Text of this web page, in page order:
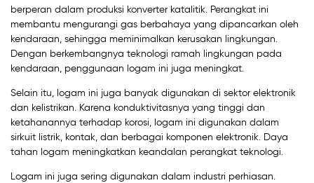
berperan dalam produksi konverter katalitik. Perangkat ini
membantu mengurangi gas berbahaya yang dipancarkan oleh
kendaraan, sehingga meminimalkan kerusakan lingkungan.
Dengan berkembangnya teknologi ramah lingkungan pada
kendaraan, penggunaan logam ini juga meningkat.
Selain itu, logam ini juga banyak digunakan di sektor elektronik
dan kelistrikan. Karena konduktivitasnya yang tinggi dan
ketahanannya terhadap korosi, logam ini digunakan dalam
sirkuit listrik, kontak, dan berbagai komponen elektronik. Daya
tahan logam meningkatkan keandalan perangkat teknologi.
Logam ini juga sering digunakan dalam industri perhiasan.